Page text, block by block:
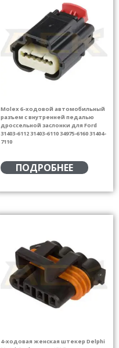
Molex 6-ходовой автомобильный
разъем с внутренней педалью
дроссельной заслонки для Ford
31403-6112 31403-6110 34975-6160 31404-
7110
ПОДРОБНЕЕ
4-ходовая женская штекер Delphi